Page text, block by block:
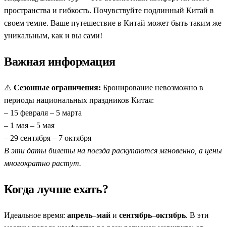
пространства и гибкость. Почувствуйте подлинный Китай в
своем темпе. Ваше путешествие в Китай может быть таким же
уникальным, как и вы сами!
Важная информация
⚠️ Сезонные ограничения: Бронирование невозможно в
периоды национальных праздников Китая:
– 15 февраля – 5 марта
– 1 мая – 5 мая
– 29 сентября – 7 октября
В эти даты билеты на поезда раскупаются мгновенно, а цены
многократно растут.
Когда лучше ехать?
Идеальное время: апрель–май и сентябрь–октябрь. В эти